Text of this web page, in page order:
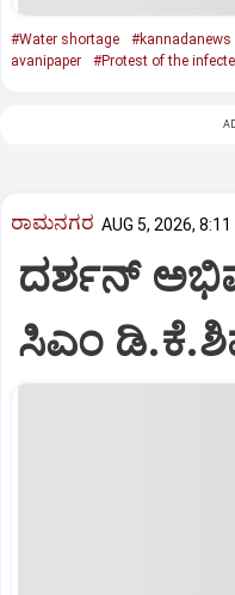
#Water shortage #kannadanews
avanipaper
#Protest of the
ರಾಮನಗರ AUG 5, 2026,
ದರ್ಶನ್
ಸಿಎಂ